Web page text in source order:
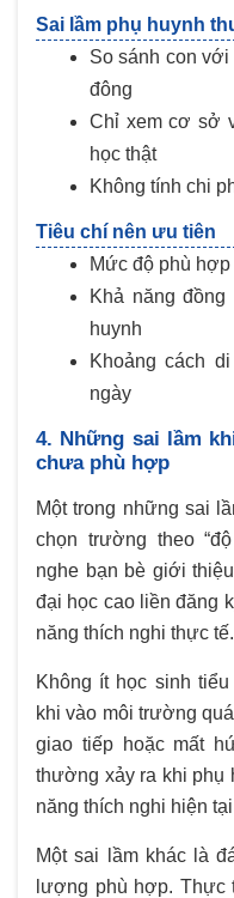
Sai lầm phụ huynh
So sánh con
đông
Chỉ xem cơ sở
học thật
Không tính chi
Tiêu chí nên ưu tiên
Mức độ phù
Khả năng
huynh
Khoảng cách
ngày
4. Những sai lầm
chưa phù hợp
Một trong những sai
chọn trường theo
nghe bạn bè giới
đại học cao liền đăng
năng thích nghi thực tế.
Không ít học sinh
khi vào môi trường
giao tiếp hoặc mất
thường xảy ra khi phụ
năng thích nghi hiện
Một sai lầm khác là
lượng phù hợp.